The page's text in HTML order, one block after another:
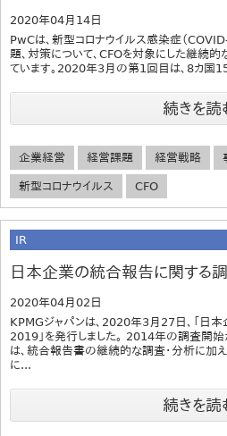
2020年04月14日
PwCは、新型コロナウイルス感染症（
題、対策について、CFOを対象にした継続的
ています。2020年3月の第1回目は、8カ国
続きを読
企業経営 経営課題 経営戦略
新型コロナウイルス CFO
IR
日本企業の統合報告に関する
2020年04月02日
KPMGジャパンは、2020年3月27日、「日
2019」を発行しました。 2014年の調査開
は、統合報告書の継続的な調査・分析に加
に...
続きを読